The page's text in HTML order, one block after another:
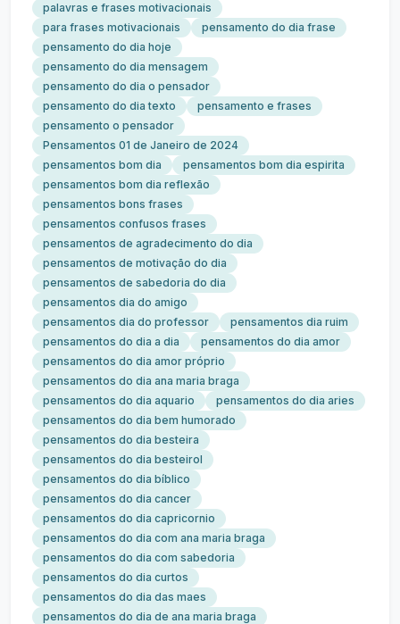
palavras e frases motivacionais
para frases motivacionais
pensamento do dia frase
pensamento do dia hoje
pensamento do dia mensagem
pensamento do dia o pensador
pensamento do dia texto
pensamento e frases
pensamento o pensador
Pensamentos 01 de Janeiro de 2024
pensamentos bom dia
pensamentos bom dia espirita
pensamentos bom dia reflexão
pensamentos bons frases
pensamentos confusos frases
pensamentos de agradecimento do dia
pensamentos de motivação do dia
pensamentos de sabedoria do dia
pensamentos dia do amigo
pensamentos dia do professor
pensamentos dia ruim
pensamentos do dia a dia
pensamentos do dia amor
pensamentos do dia amor próprio
pensamentos do dia ana maria braga
pensamentos do dia aquario
pensamentos do dia aries
pensamentos do dia bem humorado
pensamentos do dia besteira
pensamentos do dia besteirol
pensamentos do dia bíblico
pensamentos do dia cancer
pensamentos do dia capricornio
pensamentos do dia com ana maria braga
pensamentos do dia com sabedoria
pensamentos do dia curtos
pensamentos do dia das maes
pensamentos do dia de ana maria braga